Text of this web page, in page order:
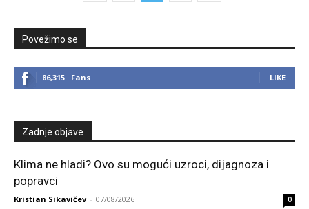
Povežimo se
86,315 Fans LIKE
Zadnje objave
Klima ne hladi? Ovo su mogući uzroci, dijagnoza i
popravci
Kristian Sikavičev - 07/08/2026 0